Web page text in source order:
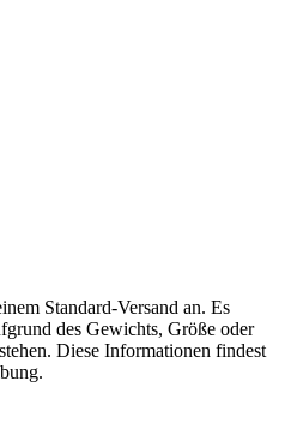
Standard-Versand an. Es
des Gewichts, Größe oder
Diese Informationen findest